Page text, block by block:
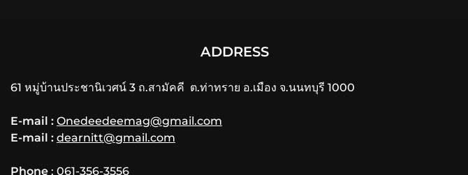
ADDRESS
61 หมู่บ้านประชานิเวศน์ 3 ถ.สามัคคี ต.ท่าทราย อ.เมือง จ.นนทบุรี 1000
E-mail : Onedeedeemag@gmail.com
E-mail : dearnitt@gmail.com
Phone : 061-356-3556